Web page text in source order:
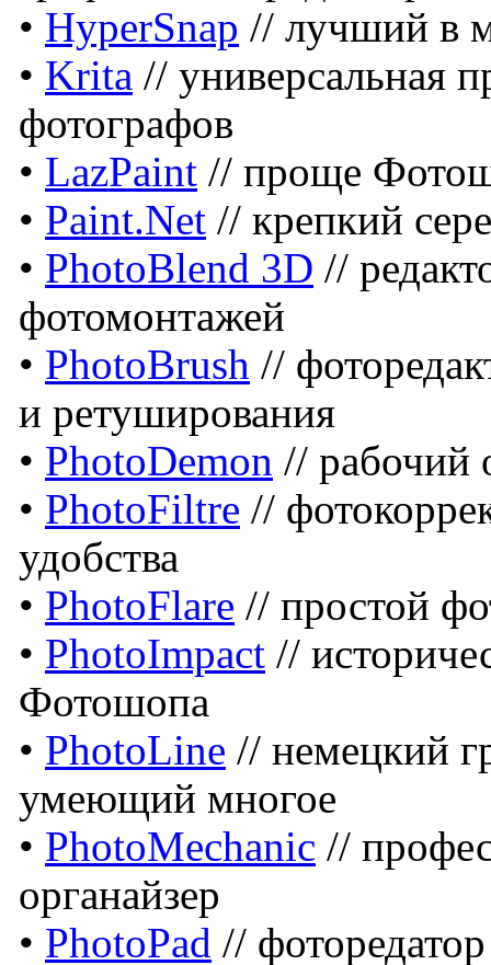
• HyperSnap // лучший в
• Krita // универсальная
фотографов
• LazPaint // проще
• Paint.Net // крепкий
• PhotoBlend 3D //
фотомонтажей
• PhotoBrush //
и ретуширования
• PhotoDemon // рабочий
• PhotoFiltre //
удобства
• PhotoFlare // простой
• PhotoImpact //
Фотошопа
• PhotoLine // немецкий
умеющий многое
• PhotoMechanic //
органайзер
• PhotoPad //